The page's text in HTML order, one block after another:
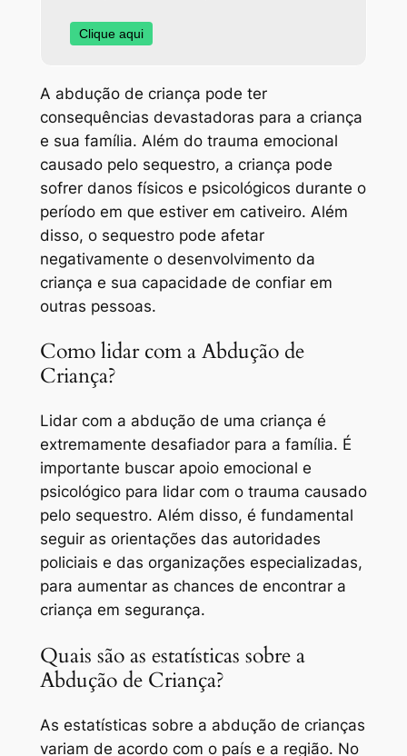
Clique aqui
A abdução de criança pode ter
consequências devastadoras para a criança
e sua família. Além do trauma emocional
causado pelo sequestro, a criança pode
sofrer danos físicos e psicológicos durante o
período em que estiver em cativeiro. Além
disso, o sequestro pode afetar
negativamente o desenvolvimento da
criança e sua capacidade de confiar em
outras pessoas.
Como lidar com a Abdução de
Criança?
Lidar com a abdução de uma criança é
extremamente desafiador para a família. É
importante buscar apoio emocional e
psicológico para lidar com o trauma causado
pelo sequestro. Além disso, é fundamental
seguir as orientações das autoridades
policiais e das organizações especializadas,
para aumentar as chances de encontrar a
criança em segurança.
Quais são as estatísticas sobre a
Abdução de Criança?
As estatísticas sobre a abdução de crianças
variam de acordo com o país e a região. No